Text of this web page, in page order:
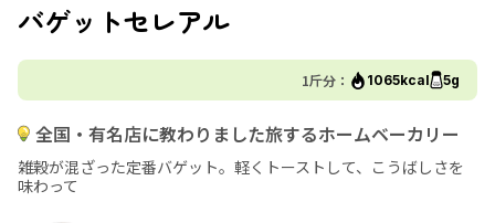
バゲットセレアル
1斤分： 1065kcal 5g
全国・有名店に教わりました旅するホームベーカリー
雑穀が混ざった定番バゲット。軽くトーストして、こうばしさを
味わって